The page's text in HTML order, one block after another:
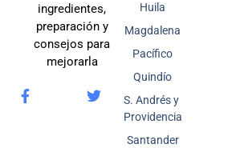
ingredientes,
preparación y
consejos para
mejorarla
Huila
Magdalena
Pacífico
Quindío
S. Andrés y
Providencia
Santander